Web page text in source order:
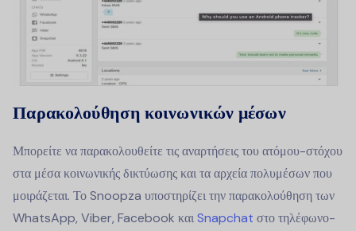
Παρακολούθηση κοινωνικών μέσων
Μπορείτε να παρακολουθείτε τις αναρτήσεις του ατόμου-στόχου
στα μέσα κοινωνικής δικτύωσης και τα αρχεία πολυμέσων που
μοιράζεται. Το Snoopza υποστηρίζει την παρακολούθηση των
WhatsApp, Viber, Facebook καιSnapchat στο τηλέφωνο-